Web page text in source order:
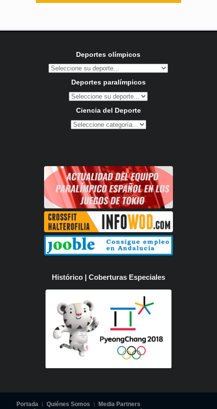
Deportes olímpicos
Deportes paralímpicos
Ciencia del Deporte
Histórico | Coberturas Especiales
Portada Quiénes Somos
Media Partners